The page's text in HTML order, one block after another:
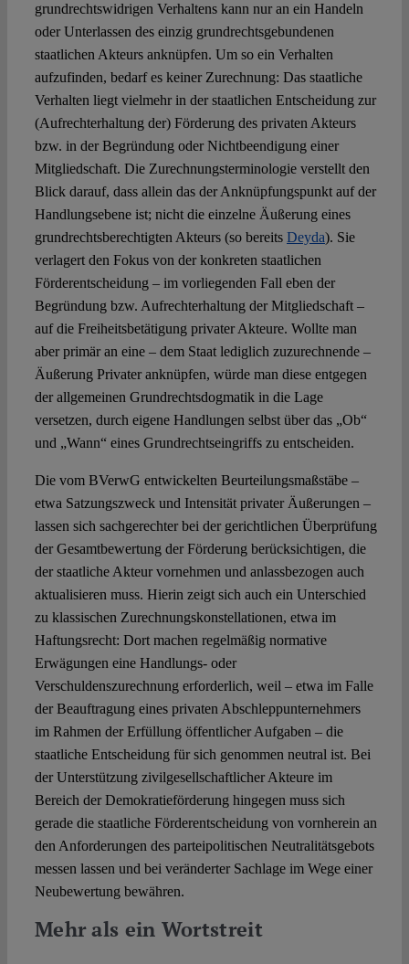
grundrechtswidrigen Verhaltens kann nur an ein Handeln
oder Unterlassen des einzig grundrechtsgebundenen
staatlichen Akteurs anknüpfen. Um so ein Verhalten
aufzufinden, bedarf es keiner Zurechnung: Das staatliche
Verhalten liegt vielmehr in der staatlichen Entscheidung zur
(Aufrechterhaltung der) Förderung des privaten Akteurs
bzw. in der Begründung oder Nichtbeendigung einer
Mitgliedschaft. Die Zurechnungsterminologie verstellt den
Blick darauf, dass allein das der Anknüpfungspunkt auf der
Handlungsebene ist; nicht die einzelne Äußerung eines
grundrechtsberechtigten Akteurs (so bereits Deyda). Sie
verlagert den Fokus von der konkreten staatlichen
Förderentscheidung – im vorliegenden Fall eben der
Begründung bzw. Aufrechterhaltung der Mitgliedschaft –
auf die Freiheitsbetätigung privater Akteure. Wollte man
aber primär an eine – dem Staat lediglich zuzurechnende –
Äußerung Privater anknüpfen, würde man diese entgegen
der allgemeinen Grundrechtsdogmatik in die Lage
versetzen, durch eigene Handlungen selbst über das „Ob“
und „Wann“ eines Grundrechtseingriffs zu entscheiden.
Die vom BVerwG entwickelten Beurteilungsmaßstäbe –
etwa Satzungszweck und Intensität privater Äußerungen –
lassen sich sachgerechter bei der gerichtlichen Überprüfung
der Gesamtbewertung der Förderung berücksichtigen, die
der staatliche Akteur vornehmen und anlassbezogen auch
aktualisieren muss. Hierin zeigt sich auch ein Unterschied
zu klassischen Zurechnungskonstellationen, etwa im
Haftungsrecht: Dort machen regelmäßig normative
Erwägungen eine Handlungs- oder
Verschuldenszurechnung erforderlich, weil – etwa im Falle
der Beauftragung eines privaten Abschleppunternehmers
im Rahmen der Erfüllung öffentlicher Aufgaben – die
staatliche Entscheidung für sich genommen neutral ist. Bei
der Unterstützung zivilgesellschaftlicher Akteure im
Bereich der Demokratieförderung hingegen muss sich
gerade die staatliche Förderentscheidung von vornherein an
den Anforderungen des parteipolitischen Neutralitätsgebots
messen lassen und bei veränderter Sachlage im Wege einer
Neubewertung bewähren.
Mehr als ein Wortstreit